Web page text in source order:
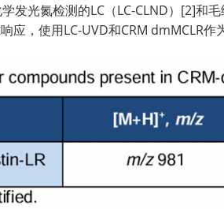
发光氮检测的LC（LC-CLND）[2]和
，使用LC-UVD和CRM dmMCLR作